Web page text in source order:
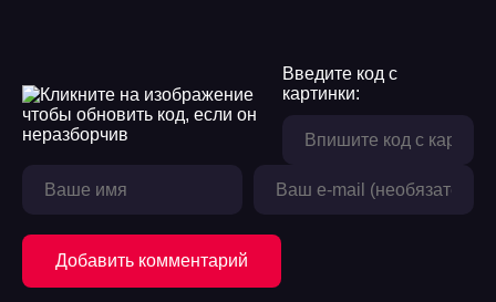
Введите код с
картинки:
Добавить комментарий